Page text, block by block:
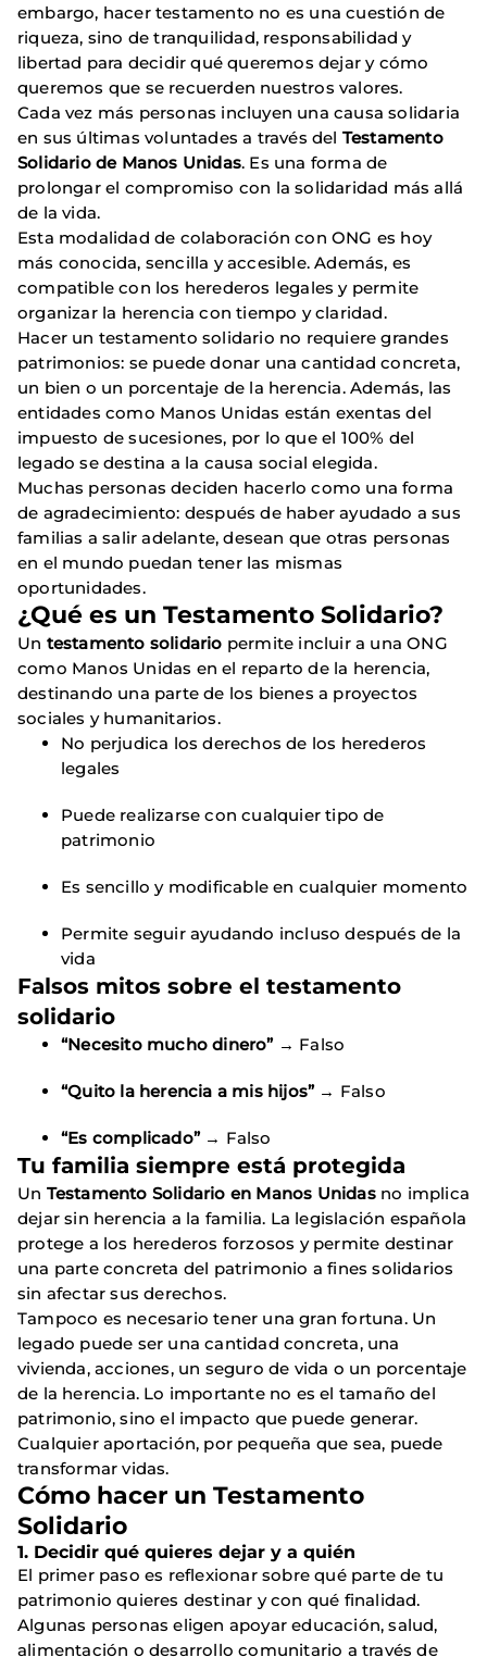
embargo, hacer testamento no es una cuestión de
riqueza, sino de tranquilidad, responsabilidad y
libertad para decidir qué queremos dejar y cómo
queremos que se recuerden nuestros valores.
Cada vez más personas incluyen una causa solidaria
en sus últimas voluntades a través del Testamento
Solidario de Manos Unidas. Es una forma de
prolongar el compromiso con la solidaridad más allá
de la vida.
Esta modalidad de colaboración con ONG es hoy
más conocida, sencilla y accesible. Además, es
compatible con los herederos legales y permite
organizar la herencia con tiempo y claridad.
Hacer un testamento solidario no requiere grandes
patrimonios: se puede donar una cantidad concreta,
un bien o un porcentaje de la herencia. Además, las
entidades como Manos Unidas están exentas del
impuesto de sucesiones, por lo que el 100% del
legado se destina a la causa social elegida.
Muchas personas deciden hacerlo como una forma
de agradecimiento: después de haber ayudado a sus
familias a salir adelante, desean que otras personas
en el mundo puedan tener las mismas
oportunidades.
¿Qué es un Testamento Solidario?
Un testamento solidario permite incluir a una ONG
como Manos Unidas en el reparto de la herencia,
destinando una parte de los bienes a proyectos
sociales y humanitarios.
No perjudica los derechos de los herederos
legales
Puede realizarse con cualquier tipo de
patrimonio
Es sencillo y modificable en cualquier momento
Permite seguir ayudando incluso después de la
vida
Falsos mitos sobre el testamento
solidario
“Necesito mucho dinero”→ Falso
“Quito la herencia a mis hijos”→ Falso
“Es complicado”→ Falso
Tu familia siempre está protegida
Un Testamento Solidario en Manos Unidasno implica
dejar sin herencia a la familia. La legislación española
protege a los herederos forzosos y permite destinar
una parte concreta del patrimonio a fines solidarios
sin afectar sus derechos.
Tampoco es necesario tener una gran fortuna. Un
legado puede ser una cantidad concreta, una
vivienda, acciones, un seguro de vida o un porcentaje
de la herencia. Lo importante no es el tamaño del
patrimonio, sino el impacto que puede generar.
Cualquier aportación, por pequeña que sea, puede
transformar vidas.
Cómo hacer un Testamento
Solidario
1. Decidir qué quieres dejar y a quién
El primer paso es reflexionar sobre qué parte de tu
patrimonio quieres destinar y con qué finalidad.
Algunas personas eligen apoyar educación, salud,
alimentación o desarrollo comunitario a través de